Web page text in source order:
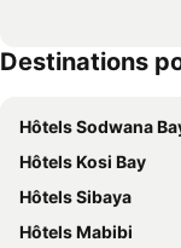
Destinations
Hôtels Sodwana
Hôtels Kosi Bay
Hôtels Sibaya
Hôtels Mabibi